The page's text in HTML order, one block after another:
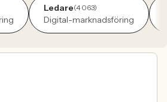
Ledare(4 063)
Digital-marknadsföring